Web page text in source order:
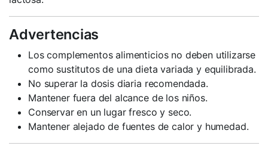
Advertencias
Los complementos alimenticios no deben utilizarse
como sustitutos de una dieta variada y equilibrada.
No superar la dosis diaria recomendada.
Mantener fuera del alcance de los niños.
Conservar en un lugar fresco y seco.
Mantener alejado de fuentes de calor y humedad.